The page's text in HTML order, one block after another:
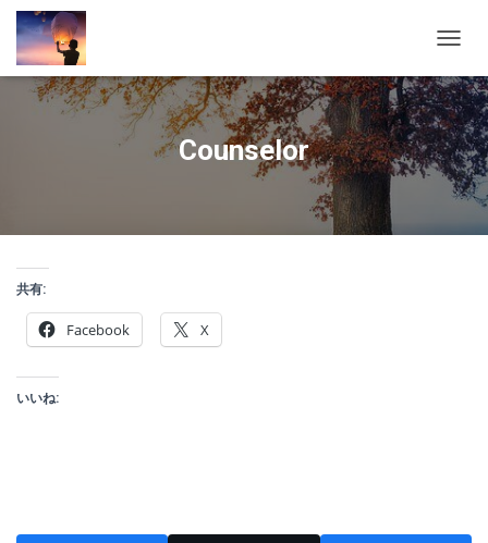
ビ
ゲ
ー
シ
ョ
ン
を
Counselor
共有:
Facebook X
いいね: